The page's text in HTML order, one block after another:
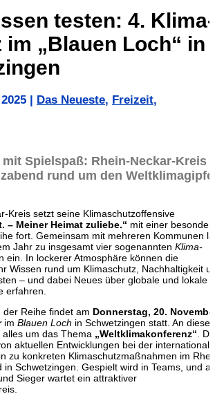
testen: 4. Klima-
im „Blauen Loch“ in
Das Neueste, Freizeit,
Spielspaß: Rhein-Neckar-Kreis
rund um den
Kreis setzt seine Klimaschutzoffensive
– Meiner Heimat zuliebe.“ mit einer
fort. Gemeinsam mit mehreren Kommunen
Jahr zu insgesamt vier sogenannten Klima-
ein. In lockerer Atmosphäre können die
Wissen rund um Klimaschutz, Nachhaltigkeit
– und dabei Neues über globale und lokale
erfahren.
der Reihe findet am Donnerstag, 20.
im Blauen Loch in Schwetzingen statt. An
um das Thema „Weltklimakonferenz“.
aktuellen Entwicklungen bei der
zu konkreten Klimaschutzmaßnahmen im
in Schwetzingen. Gespielt wird in Teams, und
Sieger wartet ein attraktiver